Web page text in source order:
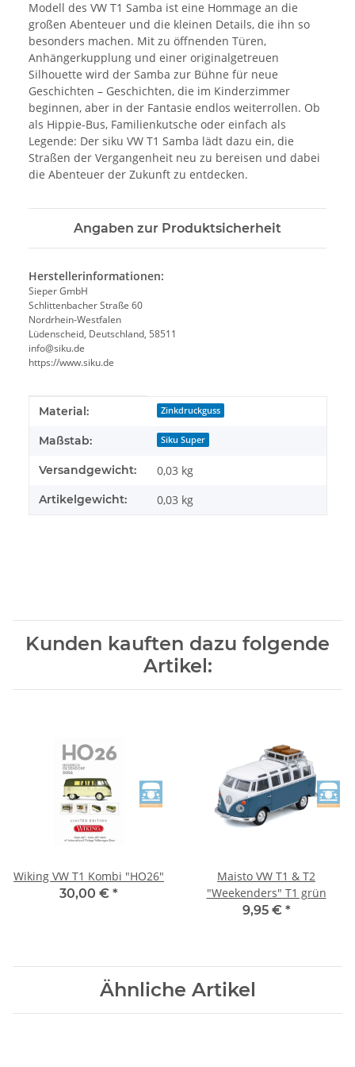
Modell des VW T1 Samba ist eine Hommage an die
großen Abenteuer und die kleinen Details, die ihn so
besonders machen. Mit zu öffnenden Türen,
Anhängerkupplung und einer originalgetreuen
Silhouette wird der Samba zur Bühne für neue
Geschichten – Geschichten, die im Kinderzimmer
beginnen, aber in der Fantasie endlos weiterrollen. Ob
als Hippie-Bus, Familienkutsche oder einfach als
Legende: Der siku VW T1 Samba lädt dazu ein, die
Straßen der Vergangenheit neu zu bereisen und dabei
die Abenteuer der Zukunft zu entdecken.
Angaben zur Produktsicherheit
Herstellerinformationen:
Sieper GmbH
Schlittenbacher Straße 60
Nordrhein-Westfalen
Lüdenscheid, Deutschland, 58511
info@siku.de
https://www.siku.de
Produkteigenschaft
Wert
Material: Zinkdruckguss
Maßstab: Siku Super
Versandgewicht: 0,03 kg
Artikelgewicht: 0,03 kg
Kunden kauften dazu folgende
Artikel:
Wiking VW T1 Kombi "HO26"
30,00 € *
Maisto VW T1 & T2
"Weekenders" T1 grün
9,95 € *
Ähnliche Artikel